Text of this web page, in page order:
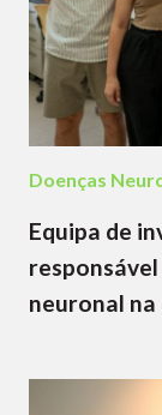
Doenças
Equipa de
neuronal na